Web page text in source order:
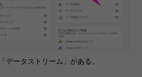
データストリーム」がある。